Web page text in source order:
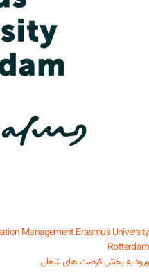
ManagementErasmus University
Rotterdam
ورودبه بخش فرصت های شغلی